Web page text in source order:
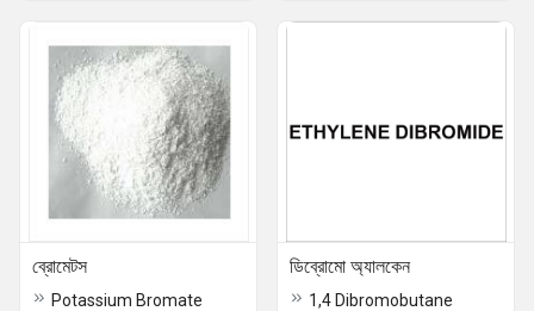
ব্রোমেটস
Potassium Bromate
ডিব্রোমো অ্যালকেন
1,4 Dibromobutane